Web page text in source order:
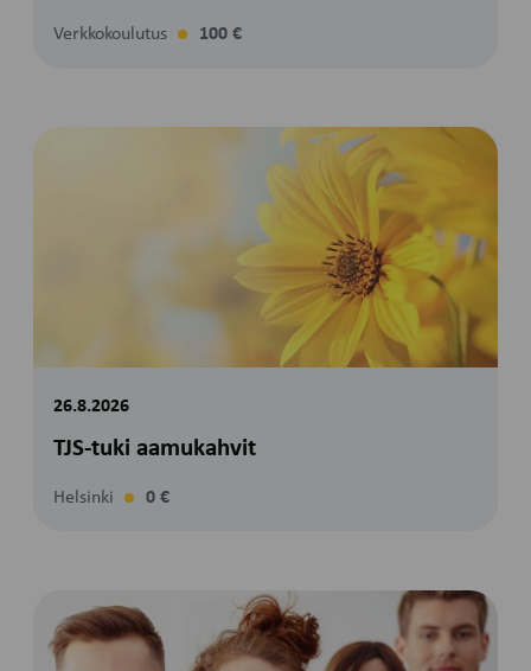
Verkkokoulutus 100 €
26.8.2026
TJS-tuki aamukahvit
Helsinki 0 €